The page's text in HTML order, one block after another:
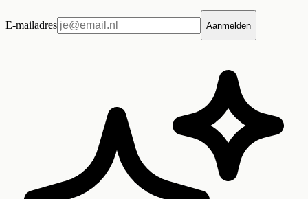
E-mailadres Aanmelden